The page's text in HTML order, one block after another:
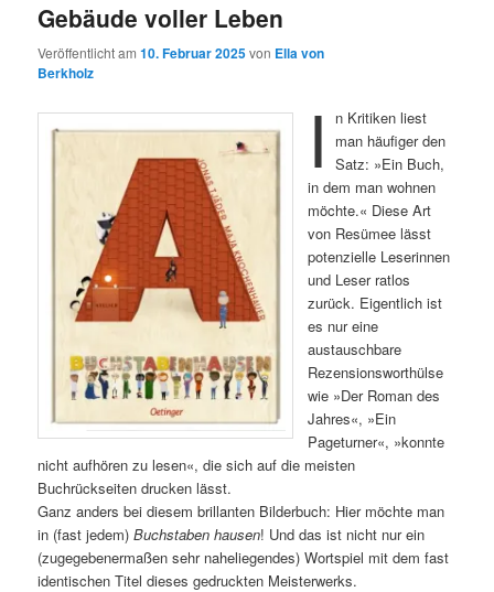
Gebäude voller Leben
Veröffentlicht am10. Februar 2025von Ella von
Berkholz
I
n Kritiken liest
man häufiger den
Satz: »Ein Buch,
in dem man wohnen
möchte.« Diese Art
von Resümee lässt
potenzielle Leserinnen
und Leser ratlos
zurück. Eigentlich ist
es nur eine
austauschbare
Rezensionsworthülse
wie »Der Roman des
Jahres«, »Ein
Pageturner«, »konnte
nicht aufhören zu lesen«, die sich auf die meisten
Buchrückseiten drucken lässt.
Ganz anders bei diesem brillanten Bilderbuch: Hier möchte man
in (fast jedem)Buchstaben hausen! Und das ist nicht nur ein
(zugegebenermaßen sehr naheliegendes) Wortspiel mit dem fast
identischen Titel dieses gedruckten Meisterwerks.